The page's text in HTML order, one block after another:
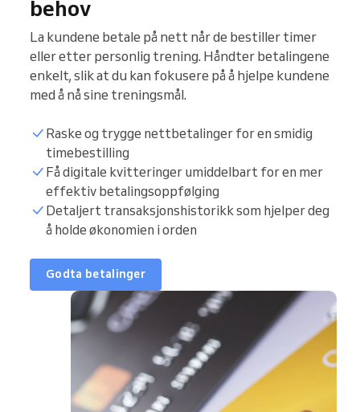
behov
La kundene betale på nett når de bestiller timer
eller etter personlig trening. Håndter betalingene
enkelt, slik at du kan fokusere på å hjelpe kundene
med å nå sine treningsmål.
Raske og trygge nettbetalinger for en smidig
timebestilling
Få digitale kvitteringer umiddelbart for en mer
effektiv betalingsoppfølging
Detaljert transaksjonshistorikk som hjelper deg
å holde økonomien i orden
Godta betalinger